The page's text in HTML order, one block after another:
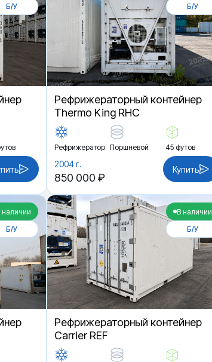
Б/У
Б/У
Рефрижераторный контейнер
Thermo King RHC
Рефрижератор Поршневой 45 футов
2004 г.
850 000 ₽
Купить
наличии
Б/У
В наличии
Б/У
Рефрижераторный контейнер
Carrier REF